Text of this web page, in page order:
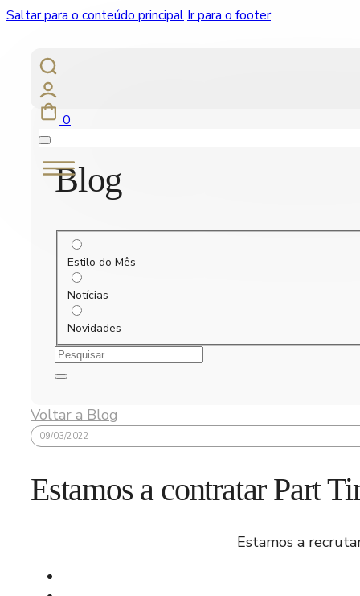
Saltar para o conteúdo principal Ir para o footer
0
Blog
Estilo do Mês
Notícias
Novidades
Voltar a Blog
09/03/2022
Estamos a contratar Part
Estamos a